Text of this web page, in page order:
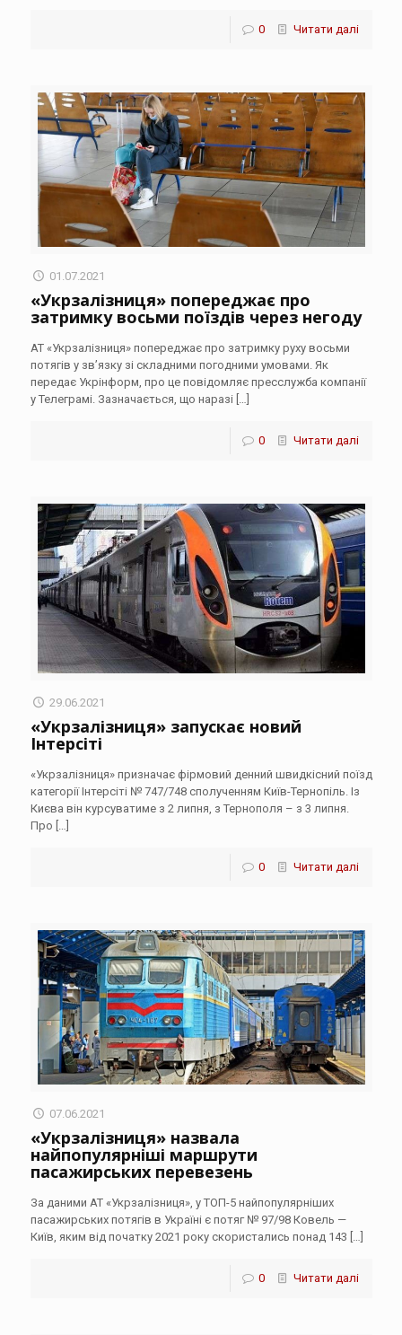
0 Читати далі
01.07.2021
«Укрзалізниця» попереджає про
затримку восьми поїздів через негоду
АТ «Укрзалізниця» попереджає про затримку руху восьми
потягів у зв’язку зі складними погодними умовами. Як
передає Укрінформ, про це повідомляє пресслужба компанії
у Телеграмі. Зазначається, що наразі […]
0 Читати далі
29.06.2021
«Укрзалізниця» запускає новий
Інтерсіті
«Укрзалізниця» призначає фірмовий денний швидкісний поїзд
категорії Інтерсіті № 747/748 сполученням Київ-Тернопіль. Із
Києва він курсуватиме з 2 липня, з Тернополя – з 3 липня.
Про
0 Читати далі
07.06.2021
«Укрзалізниця» назвала
найпопулярніші маршрути
пасажирських перевезень
За даними АТ «Укрзалізниця», у ТОП-5 найпопулярніших
пасажирських потягів в Україні є потяг № 97/98 Ковель —
Київ, яким від початку 2021 року скористались понад 143
0 Читати далі